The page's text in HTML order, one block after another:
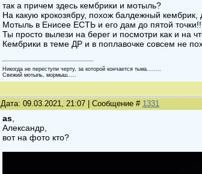
так а причем здесь кембрики и мотыль?
На какую крокозябру, похож балдежный кембрик,
Мотыль в Енисее ЕСТЬ и его дам до пятой
Ты просто вылези на берег и посмотри как и на
Кембрики в теме ДР и в поплавочке совсем не
Никогда не переступи черту, за которой кончается тьма........
Cвежий мотыль, мормыш.....
Дата: 09.03.2021, 21:07 | Сообщение # 1331
as
Александр,
вот на фото кто?